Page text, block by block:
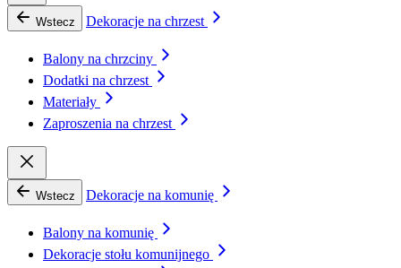
Wstecz Dekoracje na chrzest
Balony na chrzciny
Dodatki na chrzest
Materiały
Zaproszenia na chrzest
Wstecz Dekoracje na komunię
Balony na komunię
Dekoracje stołu komunijnego